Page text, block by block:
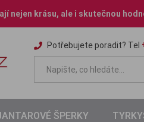
nejen krásu, ale i skutečnou
Potřebujete poradit? Tel
ŠPERKY